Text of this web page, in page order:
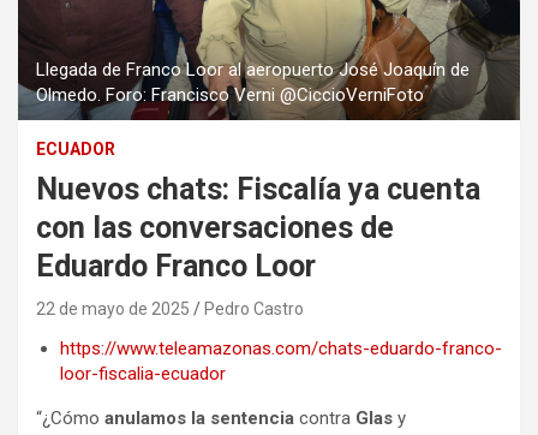
Llegada de Franco Loor al aeropuerto José Joaquín de
Olmedo. Foro: Francisco Verni @CiccioVerniFoto
ECUADOR
Nuevos chats: Fiscalía ya cuenta
con las conversaciones de
Eduardo Franco Loor
22 de mayo de 2025 Pedro Castro
https://www.teleamazonas.com/chats-eduardo-franco-
loor-fiscalia-ecuador
“¿Cómo anulamos la sentencia contra Glas y